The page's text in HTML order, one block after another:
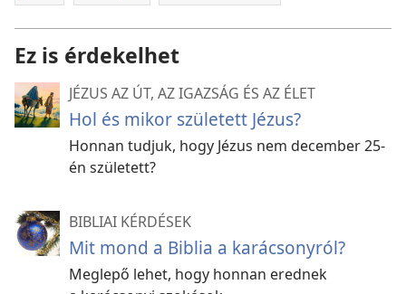
Ez is érdekelhet
JÉZUS AZ ÚT, AZ IGAZSÁG ÉS AZ ÉLET
Hol és mikor született Jézus?
Honnan tudjuk, hogy Jézus nem december 25-
én született?
BIBLIAI KÉRDÉSEK
Mit mond a Biblia a karácsonyról?
Meglepő lehet, hogy honnan erednek